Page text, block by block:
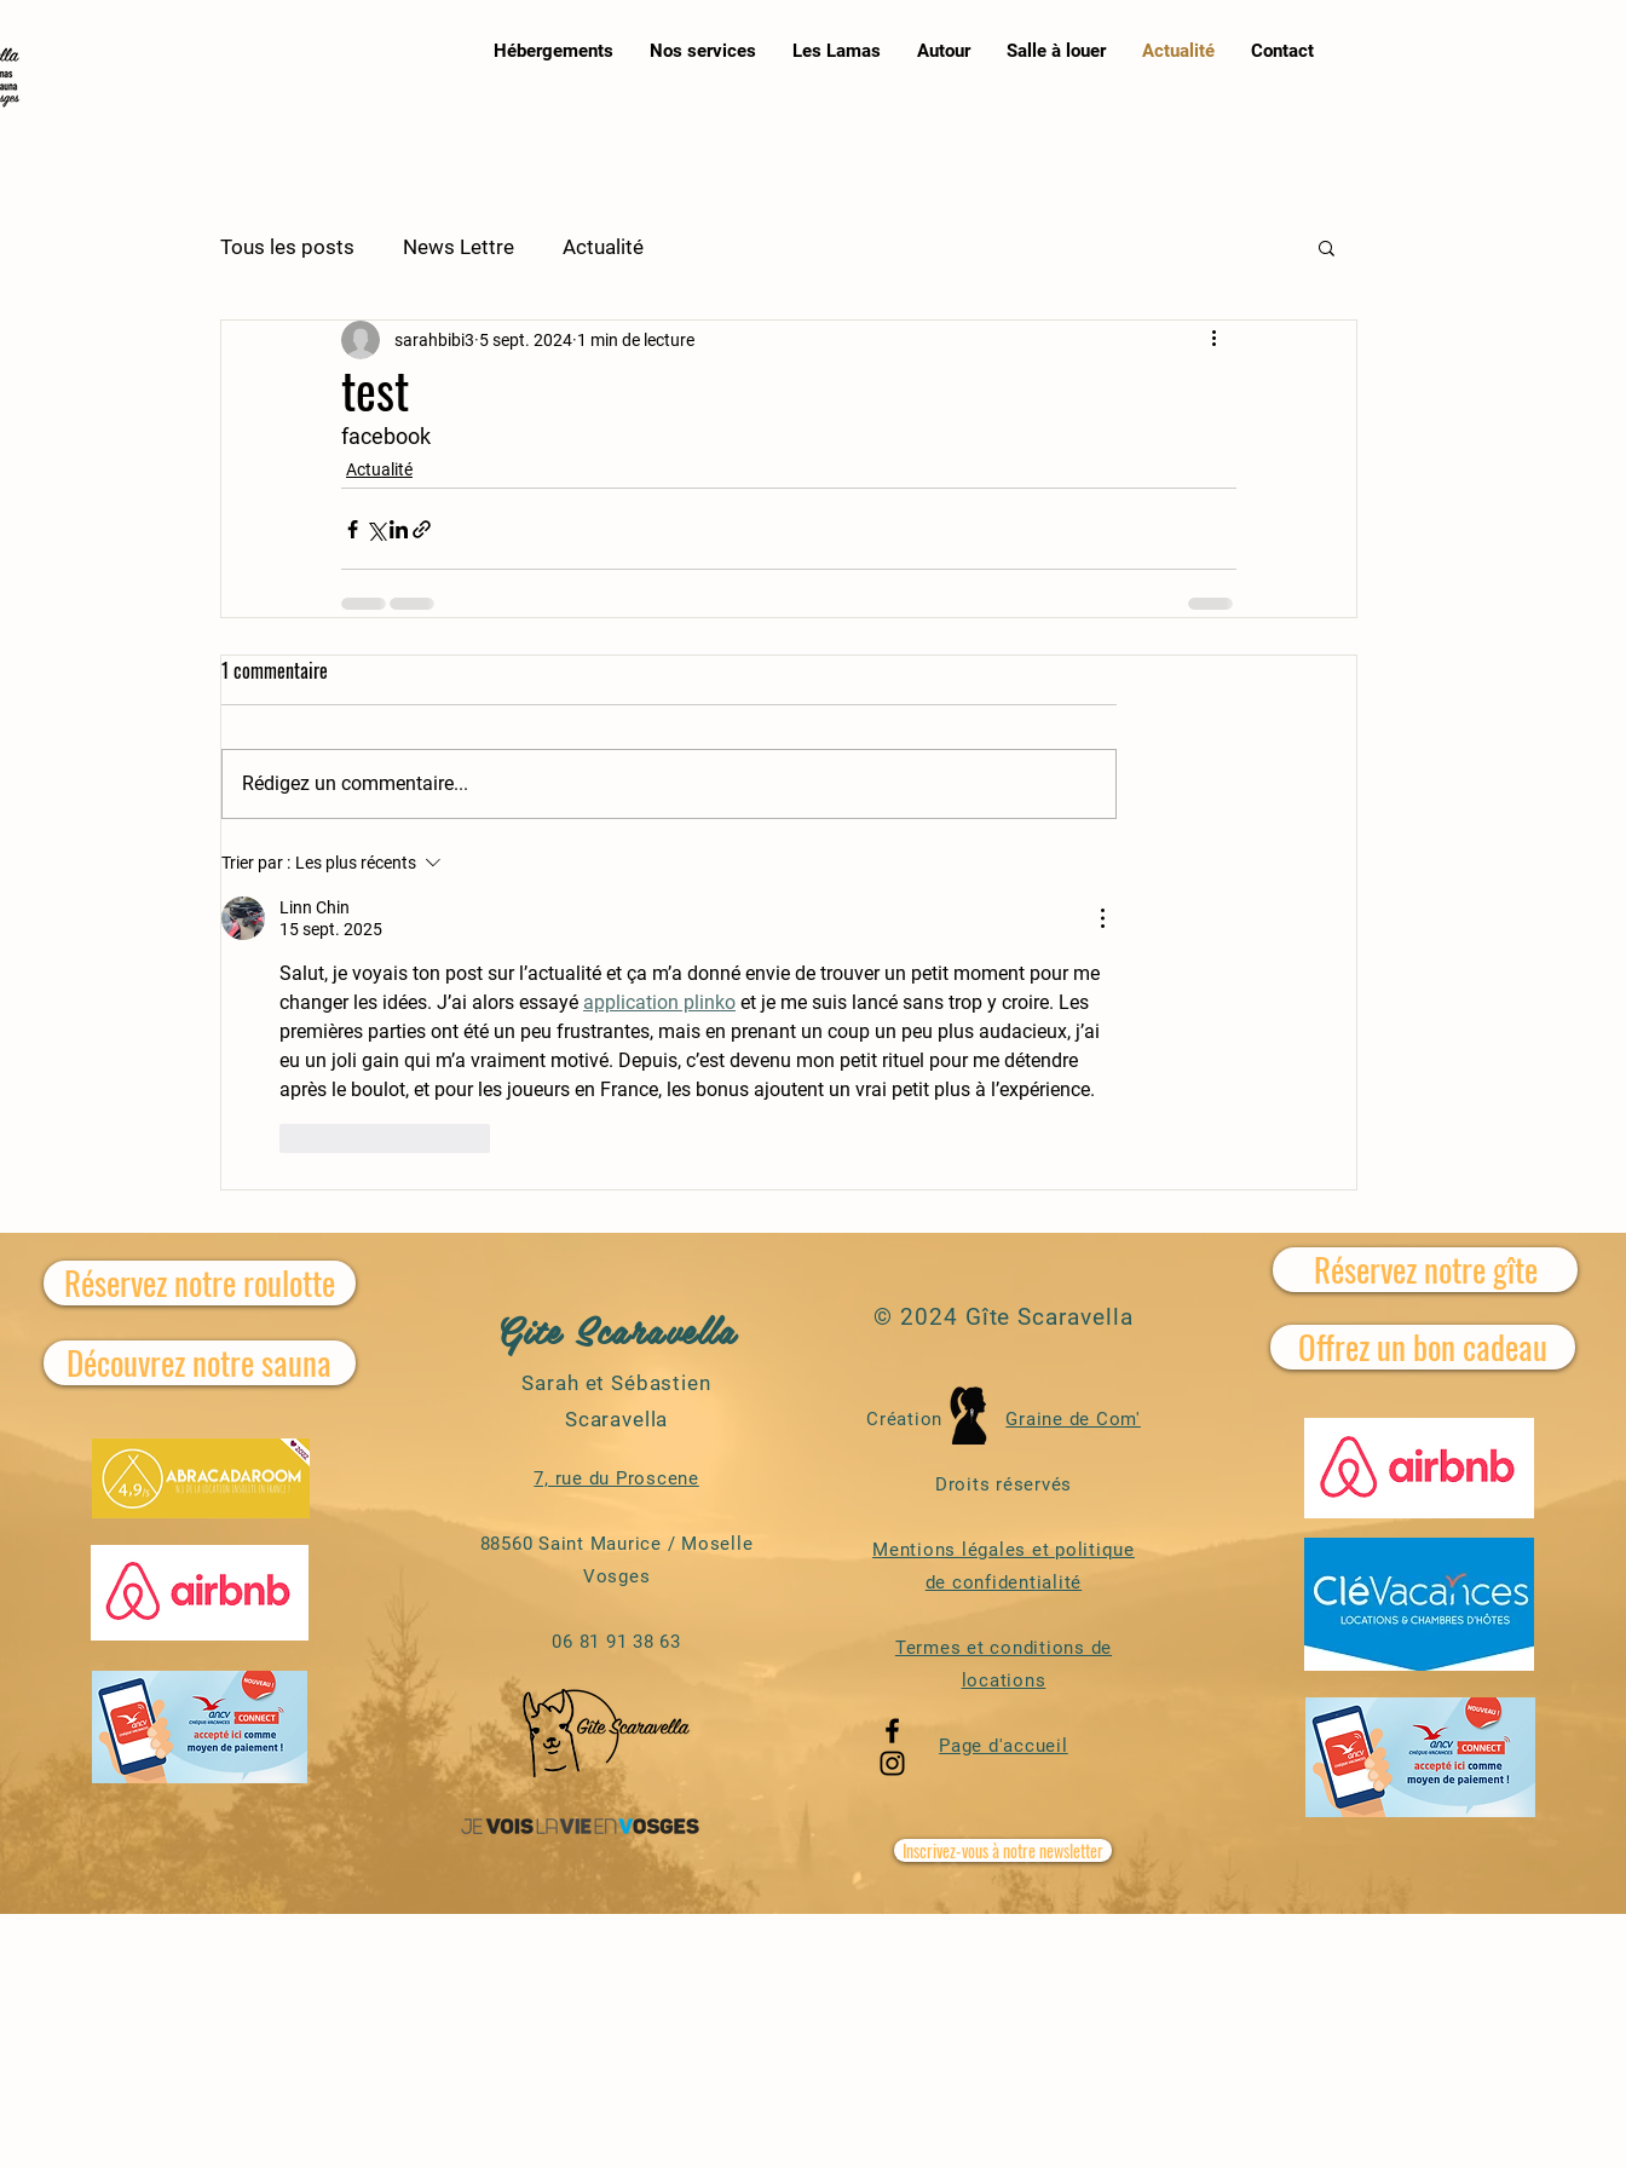
Hébergements Nos services Les Lamas Autour Salle à louer Actualité Contact
Tous les posts News Lettre Actualité
test
sarahbibi3 5 sept. 2024 1 min de lecture
facebook
Actualité
1 commentaire
Rédigez un commentaire...
Trier par : Les plus récents
Linn Chin
15 sept. 2025
Salut, je voyais ton post sur l’actualité et ça m’a donné envie de trouver un petit moment pour me
changer les idées. J’ai alors essayé application plinko et je me suis lancé sans trop y croire. Les
premières parties ont été un peu frustrantes, mais en prenant un coup un peu plus audacieux, j’ai
eu un joli gain qui m’a vraiment motivé. Depuis, c’est devenu mon petit rituel pour me détendre
après le boulot, et pour les joueurs en France, les bonus ajoutent un vrai petit plus à l’expérience.
Réservez notre roulotte
Découvrez notre sauna
Gite Scaravella
Sarah et Sébastien
Scaravella
7, rue du Proscene
88560 Saint Maurice / Moselle
Vosges
06 81 91 38 63
© 2024 Gîte Scaravella
Création Graine de Com'
Droits réservés
Mentions légales et politique
de confidentialité
Termes et conditions de
locations
Page d'accueil
Inscrivez-vous à notre newsletter
Réservez notre gîte
Offrez un bon cadeau